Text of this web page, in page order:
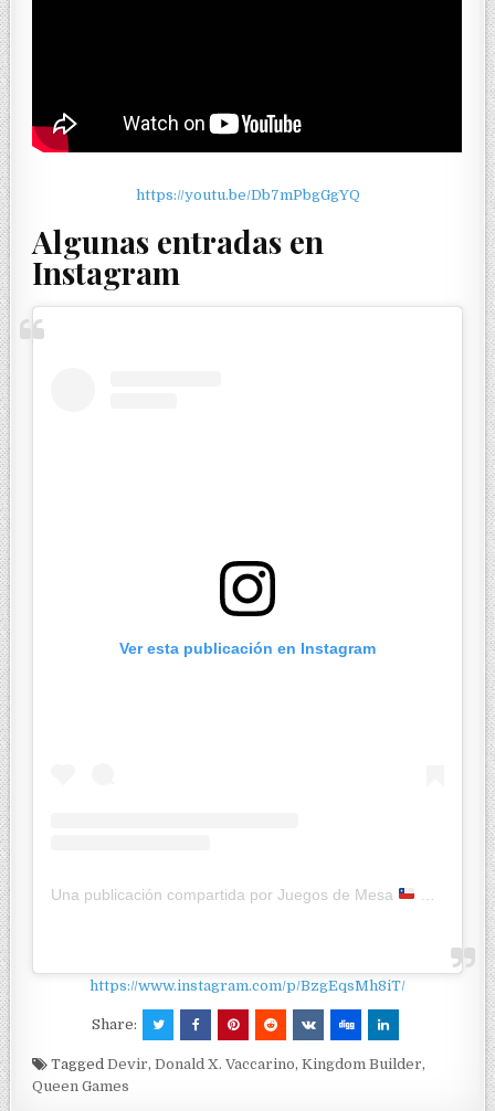
https://youtu.be/Db7mPbgGgYQ
Algunas entradas en
Instagram
Ver esta publicación en Instagram
Una publicación compartida por Juegos de Mesa
https://www.instagram.com/p/BzgEqsMh8iT/
Share:
TaggedDevir,Donald X. Vaccarino,Kingdom Builder,
Queen Games